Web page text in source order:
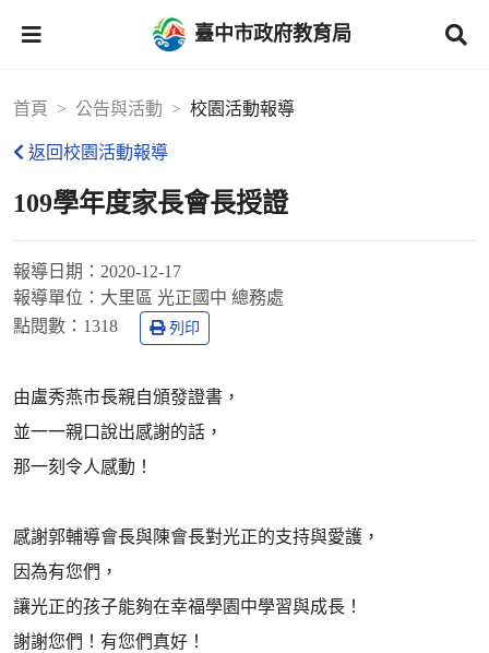
臺中市政府教育局
首頁 公告與活動 校園活動報導
返回校園活動報導
109學年度家長會長授證
報導日期： 2020-12-17
報導單位： 大里區 光正國中 總務處
點閱數： 1318 列印
由盧秀燕市長親自頒發證書，
並一一親口說出感謝的話，
那一刻令人感動！
感謝郭輔導會長與陳會長對光正的支持與愛護，
因為有您們，
讓光正的孩子能夠在幸福學園中學習與成長！
謝謝您們！有您們真好！